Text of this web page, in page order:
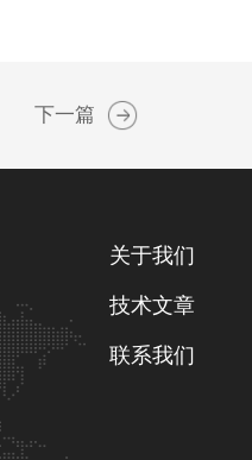
下一篇
关于我们
技术文章
联系我们